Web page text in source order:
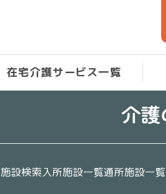
在宅介護サービス一覧
施設検索入所施設一覧通所施設一覧